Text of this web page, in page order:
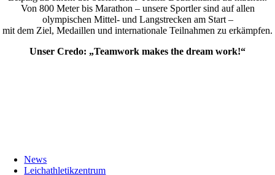
Von 800 Meter bis Marathon – unsere Sportler sind auf allen
olympischen Mittel- und Langstrecken am Start –
mit dem Ziel, Medaillen und internationale Teilnahmen zu erkämpfen.
Unser Credo: „Teamwork makes the dream work!“
News
Leichathletikzentrum